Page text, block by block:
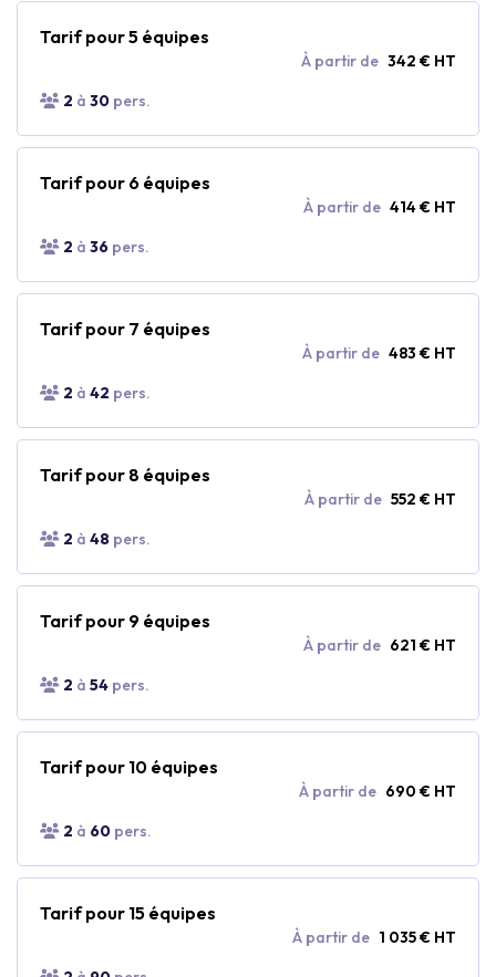
Tarif pour 5 équipes
À partir de 342 € HT
2 à 30 pers.
Tarif pour 6 équipes
À partir de 414 € HT
2 à 36 pers.
Tarif pour 7 équipes
À partir de 483 € HT
2 à 42 pers.
Tarif pour 8 équipes
À partir de 552 € HT
2 à 48 pers.
Tarif pour 9 équipes
À partir de 621 € HT
2 à 54 pers.
Tarif pour 10 équipes
À partir de 690 € HT
2 à 60 pers.
Tarif pour 15 équipes
À partir de 1 035 € HT